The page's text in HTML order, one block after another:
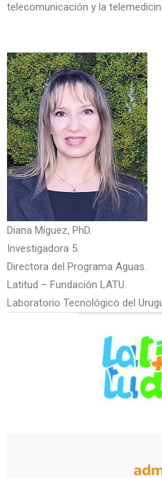
telecomunicación y la
Diana Míguez, PhD.
Investigadora 5.
Directora del Programa Aguas.
Latitud – Fundación LATU.
Laboratorio Tecnológico del